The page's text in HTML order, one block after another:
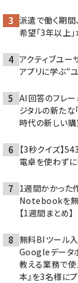
派遣で働く期間
希望「3年以上
アクティブユー
アプリに学ぶ“
AI回答のフレー
ジタルの新たな
時代の新しい購
【3秒クイズ】
電卓を使わずに
1週間かかった
Notebookを無
【1週間まとめ】
無料BIツール入
Googleデータ
教える業務で
本』を3名様に